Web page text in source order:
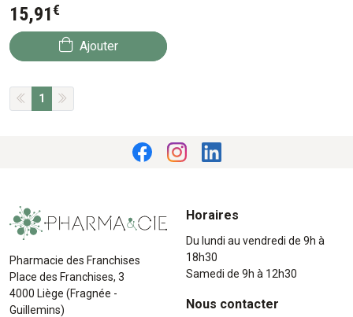
15,91€
Ajouter
1
Pharmacie des Franchises
Place des Franchises, 3
4000 Liège (Fragnée -
Guillemins)
Horaires
Du lundi au vendredi de 9h à
18h30
Samedi de 9h à 12h30
Nous contacter